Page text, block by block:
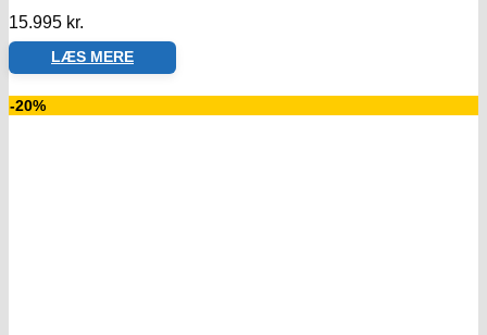
15.995 kr.
LÆS MERE
-20%